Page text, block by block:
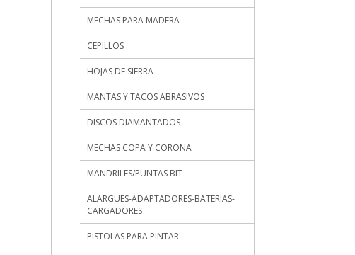
MECHAS PARA MADERA
CEPILLOS
HOJAS DE SIERRA
MANTAS Y TACOS ABRASIVOS
DISCOS DIAMANTADOS
MECHAS COPA Y CORONA
MANDRILES/PUNTAS BIT
ALARGUES-ADAPTADORES-BATERIAS-
CARGADORES
PISTOLAS PARA PINTAR